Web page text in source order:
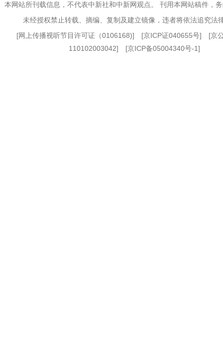
本网站所刊载信息，不代表中新社和中新网观点。 刊用本网站稿件，
未经授权禁止转载、摘编、复制及建立镜像，违者将依法追究法
[网上传播视听节目许可证（0106168)] [京ICP证040655号] [京
110102003042] [京ICP备05004340号-1]